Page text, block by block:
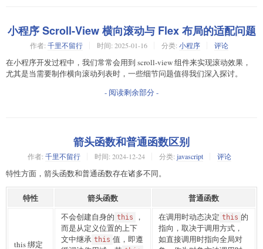
小程序 Scroll-View 横向滚动与 Flex 布局的适配问题
作者: 千里不留行 时间: 2025-01-16 分类: 小程序 评论
在小程序开发过程中，我们常常会用到 scroll-view 组件来实现滚动效果，
尤其是当需要制作横向滚动列表时，一些细节问题值得我们深入探讨。
- 阅读剩余部分 -
箭头函数和普通函数区别
作者: 千里不留行 时间: 2024-12-24 分类: javascript 评论
特性方面，箭头函数和普通函数存在诸多不同。
特性 箭头函数 普通函数
this 绑定
不会创建自身的 this
，
而是从定义位置的上下
文中继承 this 值，即遵
在调用时动态决定 this 的
指向，取决于调用方式，
如直接调用时指向全局对